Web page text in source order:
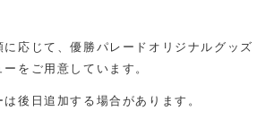
応じて、優勝パレードオリジナルグッズ
をご用意しています。
は後日追加する場合があります。